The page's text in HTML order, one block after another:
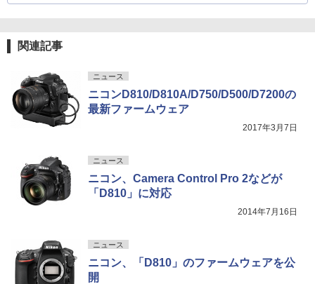
関連記事
ニュース
ニコンD810/D810A/D750/D500/D7200の
最新ファームウェア
2017年3月7日
ニュース
ニコン、Camera Control Pro 2などが
「D810」に対応
2014年7月16日
ニュース
ニコン、「D810」のファームウェアを公
開